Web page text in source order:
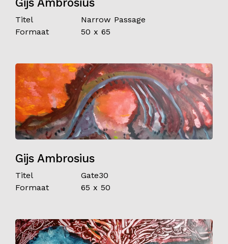
Titel
Narrow Passage
Formaat
50 x 65
Gijs Ambrosius
Titel
Gate30
Formaat
65 x 50